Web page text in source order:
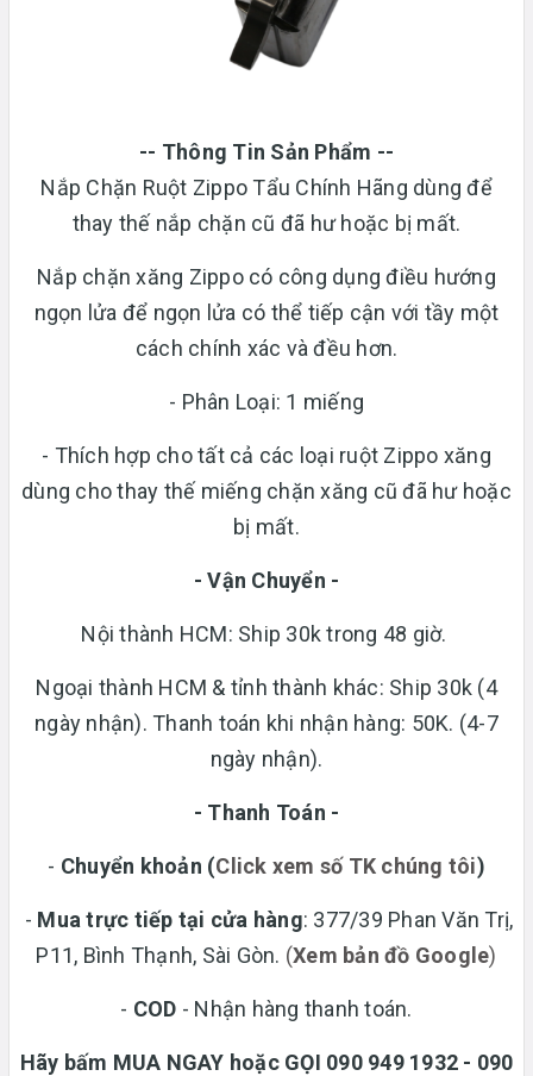
-- Thông Tin Sản Phẩm --
Nắp Chặn Ruột Zippo Tẩu Chính Hãng dùng để
thay thế nắp chặn cũ đã hư hoặc bị mất.
Nắp chặn xăng Zippo có công dụng điều hướng
ngọn lửa để ngọn lửa có thể tiếp cận với tầy một
cách chính xác và đều hơn.
- Phân Loại: 1 miếng
- Thích hợp cho tất cả các loại ruột Zippo xăng
dùng cho thay thế miếng chặn xăng cũ đã hư hoặc
bị mất.
- Vận Chuyển -
Nội thành HCM: Ship 30k trong 48 giờ.
Ngoại thành HCM & tỉnh thành khác: Ship 30k (4
ngày nhận). Thanh toán khi nhận hàng: 50K. (4-7
ngày nhận).
- Thanh Toán -
- Chuyển khoản (Click xem số TK chúng tôi)
- Mua trực tiếp tại cửa hàng: 377/39 Phan Văn Trị,
P11, Bình Thạnh, Sài Gòn. (Xem bản đồ Google)
- COD - Nhận hàng thanh toán.
Hãy bấm MUA NGAY hoặc GỌI 090 949 1932 - 090